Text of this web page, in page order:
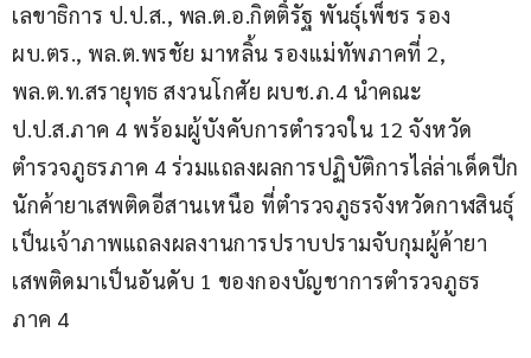
เลขาธิการ ป.ป.ส., พล.ต.อ.กิตติ์รัฐ พันธุ์เพ็ชร รอง
ผบ.ตร., พล.ต.พรชัย มาหลิ้น รองแม่ทัพภาคที่ 2,
พล.ต.ท.สรายุทธ สงวนโกศัย ผบช.ภ.4 นำคณะ
ป.ป.ส.ภาค 4 พร้อมผู้บังคับการตำรวจใน 12 จังหวัด
ตำรวจภูธรภาค 4 ร่วมแถลงผลการปฏิบัติการไล่ล่าเด็ดปีก
นักค้ายาเสพติดอีสานเหนือ ที่ตำรวจภูธรจังหวัดกาฬสินธุ์
เป็นเจ้าภาพแถลงผลงานการปราบปรามจับกุมผู้ค้ายา
เสพติดมาเป็นอันดับ 1 ของกองบัญชาการตำรวจภูธร
ภาค 4